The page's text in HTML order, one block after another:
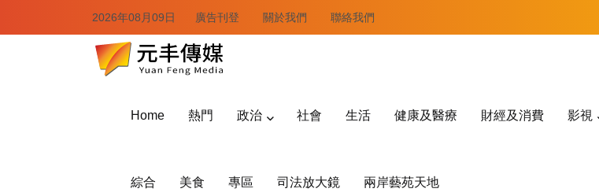
2026年08月09日 廣告刊登 關於我們 聯絡我們
Home 熱門 政治 社會 生活 健康及醫療 財經及消費 影視
綜合 美食 專區 司法放大鏡 兩岸藝苑天地